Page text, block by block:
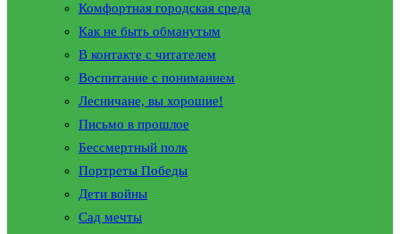
Комфортная городская среда
Как не быть обманутым
В контакте с читателем
Воспитание с пониманием
Лесничане, вы хорошие!
Письмо в прошлое
Бессмертный полк
Портреты Победы
Дети войны
Сад мечты